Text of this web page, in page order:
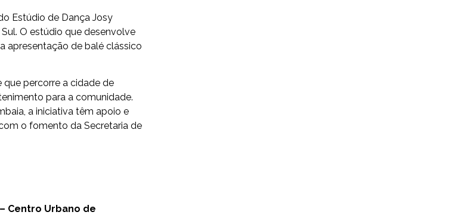
Estúdio de Dança Josy
O estúdio que desenvolve
apresentação de balé clássico
percorre a cidade de
para a comunidade.
a iniciativa têm apoio e
o fomento da Secretaria de
Centro Urbano de